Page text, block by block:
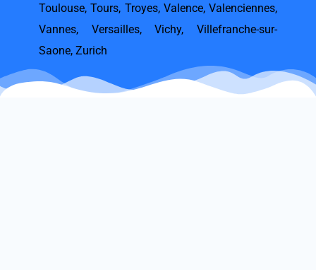
Toulouse,Tours, Troyes, Valence, Valenciennes,
Vannes, Versailles,Vichy,Villefranche-sur-
Saone, Zurich